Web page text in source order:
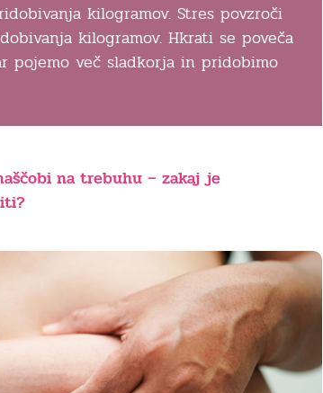
kilogramov. Stres povzroči
kilogramov. Hkrati se poveča
pojemo več sladkorja in pridobimo
na trebuhu – zakaj je